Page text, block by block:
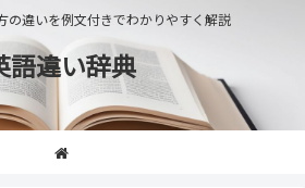
の違いを例文付きでわかりやすく解説
語違い辞典